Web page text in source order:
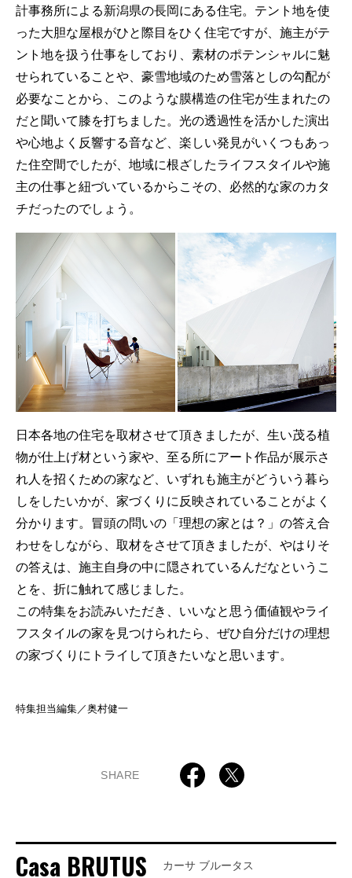
計事務所による新潟県の長岡にある住宅。テント地を使
った大胆な屋根がひと際目をひく住宅ですが、施主がテ
ント地を扱う仕事をしており、素材のポテンシャルに魅
せられていることや、豪雪地域のため雪落としの勾配が
必要なことから、このような膜構造の住宅が生まれたの
だと聞いて膝を打ちました。光の透過性を活かした演出
や心地よく反響する音など、楽しい発見がいくつもあっ
た住空間でしたが、地域に根ざしたライフスタイルや施
主の仕事と紐づいているからこその、必然的な家のカタ
チだったのでしょう。
日本各地の住宅を取材させて頂きましたが、生い茂る植
物が仕上げ材という家や、至る所にアート作品が展示さ
れ人を招くための家など、いずれも施主がどういう暮ら
しをしたいかが、家づくりに反映されていることがよく
分かります。冒頭の問いの「理想の家とは？」の答え合
わせをしながら、取材をさせて頂きましたが、やはりそ
の答えは、施主自身の中に隠されているんだなというこ
とを、折に触れて感じました。
この特集をお読みいただき、いいなと思う価値観やライ
フスタイルの家を見つけられたら、ぜひ自分だけの理想
の家づくりにトライして頂きたいなと思います。
特集担当編集／奥村健一
SHARE
Casa BRUTUS カーサ ブルータス